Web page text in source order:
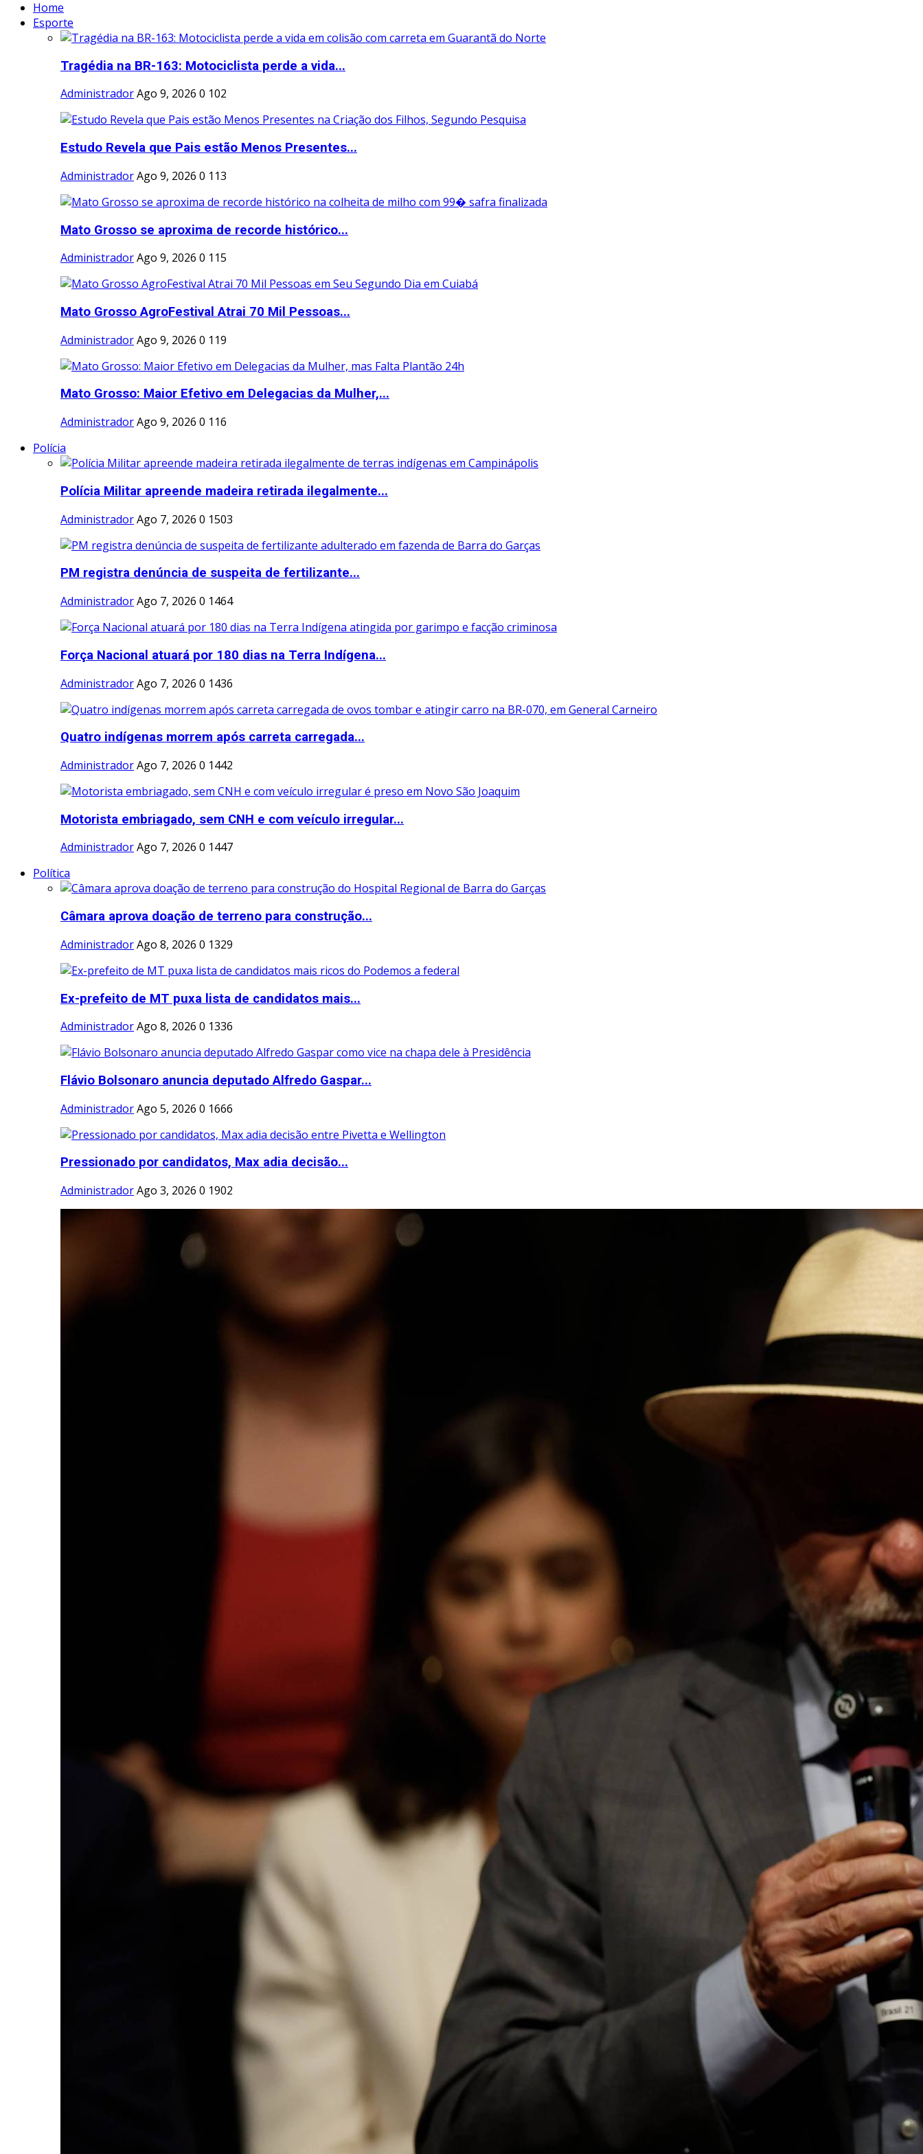
Home
Esporte
Tragédia na BR-163: Motociclista perde a vida...
AdministradorAgo 9, 2026 0 102
Estudo Revela que Pais estão Menos Presentes...
AdministradorAgo 9, 2026 0 113
Mato Grosso se aproxima de recorde histórico...
AdministradorAgo 9, 2026 0 115
Mato Grosso AgroFestival Atrai 70 Mil Pessoas...
AdministradorAgo 9, 2026 0 119
Mato Grosso: Maior Efetivo em Delegacias da Mulher,...
AdministradorAgo 9, 2026 0 116
Polícia
Polícia Militar apreende madeira retirada ilegalmente...
AdministradorAgo 7, 2026 0 1503
PM registra denúncia de suspeita de fertilizante...
AdministradorAgo 7, 2026 0 1464
Força Nacional atuará por 180 dias na Terra Indígena...
AdministradorAgo 7, 2026 0 1436
Quatro indígenas morrem após carreta carregada...
AdministradorAgo 7, 2026 0 1442
Motorista embriagado, sem CNH e com veículo irregular...
AdministradorAgo 7, 2026 0 1447
Política
Câmara aprova doação de terreno para construção...
AdministradorAgo 8, 2026 0 1329
Ex-prefeito de MT puxa lista de candidatos mais...
AdministradorAgo 8, 2026 0 1336
Flávio Bolsonaro anuncia deputado Alfredo Gaspar...
AdministradorAgo 5, 2026 0 1666
Pressionado por candidatos, Max adia decisão...
AdministradorAgo 3, 2026 0 1902